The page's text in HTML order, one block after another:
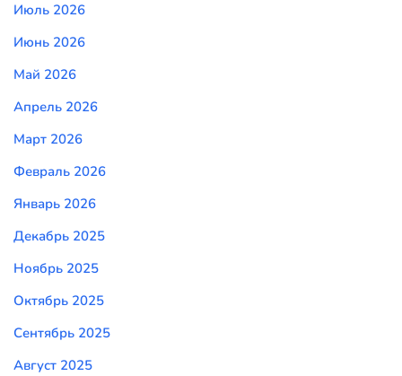
Июль 2026
Июнь 2026
Май 2026
Апрель 2026
Март 2026
Февраль 2026
Январь 2026
Декабрь 2025
Ноябрь 2025
Октябрь 2025
Сентябрь 2025
Август 2025